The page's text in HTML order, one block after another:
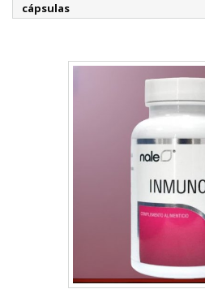
cápsulas